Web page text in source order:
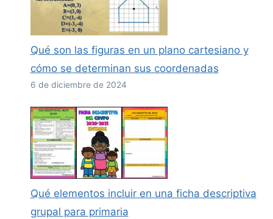
Qué son las figuras en un plano cartesiano y
cómo se determinan sus coordenadas
6 de diciembre de 2024
Qué elementos incluir en una ficha descriptiva
grupal para primaria